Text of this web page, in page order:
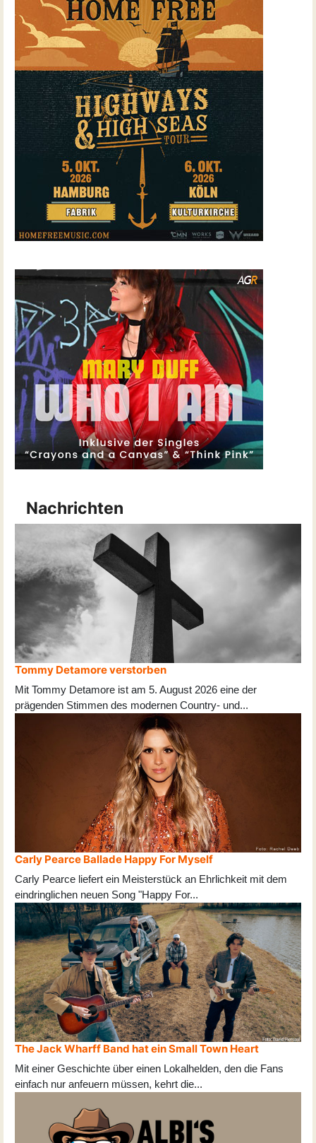
Nachrichten
Tommy Detamore verstorben
Mit Tommy Detamore ist am 5. August 2026 eine der
prägenden Stimmen des modernen Country- und...
Carly Pearce Ballade Happy For Myself
Carly Pearce liefert ein Meisterstück an Ehrlichkeit mit dem
eindringlichen neuen Song "Happy For...
The Jack Wharff Band hat ein Small Town Heart
Mit einer Geschichte über einen Lokalhelden, den die Fans
einfach nur anfeuern müssen, kehrt die...